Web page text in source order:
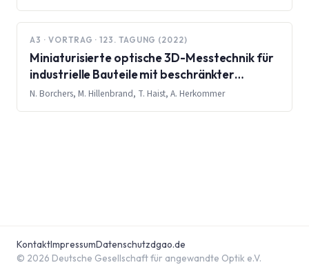
A3 · VORTRAG · 123. TAGUNG (2022)
Miniaturisierte optische 3D-Messtechnik für
industrielle Bauteile mit beschränkter
Zugänglichkeit
N. Borchers, M. Hillenbrand, T. Haist, A. Herkommer
© 2026 Deutsche Gesellschaft für angewandte Optik e.V.
KontaktImpressumDatenschutzdgao.de